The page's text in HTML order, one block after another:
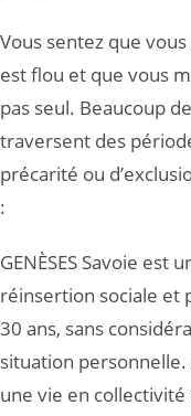
Vous sentez que
est flou et que vous
pas seul. Beaucoup
traversent des
précarité ou
:
GENÈSES Savoie est
réinsertion sociale et
30 ans, sans
situation
une vie en